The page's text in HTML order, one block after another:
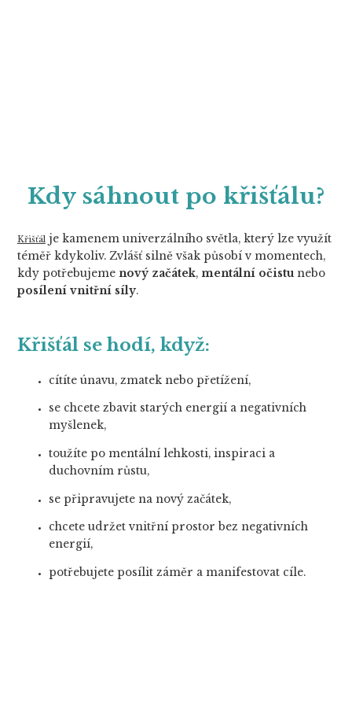
Kdy sáhnout po křišťálu?
Křišťálje kamenem univerzálního světla, který lze využít
téměř kdykoliv. Zvlášť silně však působí v momentech,
kdy potřebujeme nový začátek, mentální očistunebo
posílení vnitřní síly.
Křišťál se hodí, když:
cítíte únavu, zmatek nebo přetížení,
se chcete zbavit starých energií a negativních
myšlenek,
toužíte po mentální lehkosti, inspiraci a
duchovním růstu,
se připravujete na nový začátek,
chcete udržet vnitřní prostor bez negativních
energií,
potřebujete posílit záměr a manifestovat cíle.